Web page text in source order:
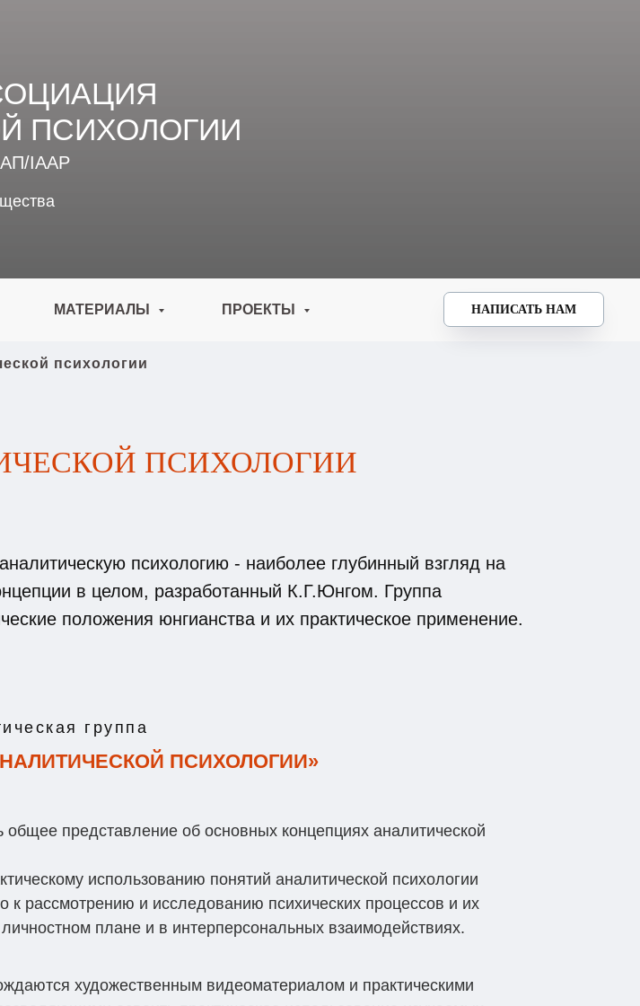
ПСИХОЛОГИИ
IAAP
МАТЕРИАЛЫ ПРОЕКТЫ НАПИСАТЬ НАМ
психологии
ПСИХОЛОГИИ
психологию - наиболее глубинный взгляд на
в целом, разработанный К.Г.Юнгом. Группа
положения юнгианства и их практическое применение.
группа
ПСИХОЛОГИИ»
представление об основных концепциях аналитической
использованию понятий аналитической психологии
к рассмотрению и исследованию психических процессов и их
плане и в интерперсональных взаимодействиях.
художественным видеоматериалом и практическими